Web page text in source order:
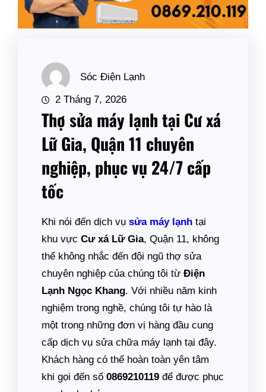
Sóc Điện Lạnh
2 Tháng 7, 2026
Thợ sửa máy lạnh tại Cư xá
Lữ Gia, Quận 11 chuyên
nghiệp, phục vụ 24/7 cấp
tốc
Khi nói đến dịch vụ sửa máy lạnh tại
khu vực Cư xá Lữ Gia, Quận 11, không
thể không nhắc đến đội ngũ thợ sửa
chuyên nghiệp của chúng tôi từ Điện
Lạnh Ngọc Khang. Với nhiều năm kinh
nghiệm trong nghề, chúng tôi tự hào là
một trong những đơn vị hàng đầu cung
cấp dịch vụ sửa chữa máy lạnh tại đây.
Khách hàng có thể hoàn toàn yên tâm
khi gọi đến số 0869210119 để được phục